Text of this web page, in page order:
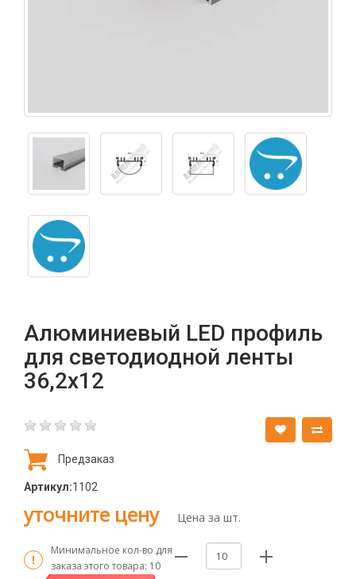
Алюминиевый LED профиль
для светодиодной ленты
36,2х12
Предзаказ
Артикул:1102
уточните цену Цена за шт.
Минимальное кол-во для
заказа этого товара: 10